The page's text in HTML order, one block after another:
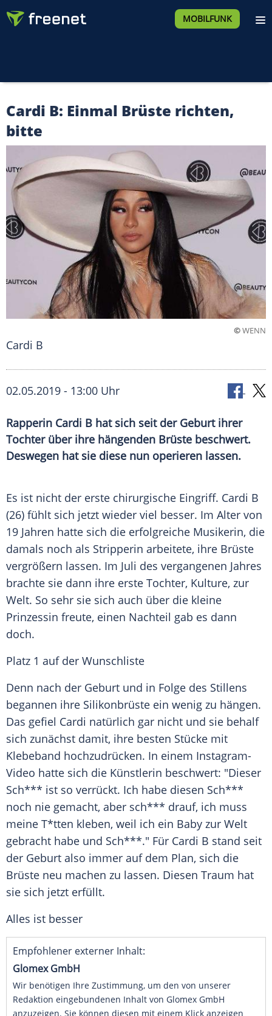
MOBILFUNK
Cardi B: Einmal Brüste richten,
bitte
©WENN
Cardi B
02.05.2019 - 13:00 Uhr
Rapperin Cardi B hat sich seit der Geburt ihrer
Tochter über ihre hängenden Brüste beschwert.
Deswegen hat sie diese nun operieren lassen.
Es ist nicht der erste chirurgische Eingriff. Cardi B
(26) fühlt sich jetzt wieder viel besser. Im Alter von
19 Jahren hatte sich die erfolgreiche Musikerin, die
damals noch als Stripperin arbeitete, ihre Brüste
vergrößern lassen. Im Juli des vergangenen Jahres
brachte sie dann ihre erste Tochter, Kulture, zur
Welt. So sehr sie sich auch über die kleine
Prinzessin freute, einen Nachteil gab es dann
doch.
Platz 1 auf der Wunschliste
Denn nach der Geburt und in Folge des Stillens
begannen ihre Silikonbrüste ein wenig zu hängen.
Das gefiel Cardi natürlich gar nicht und sie behalf
sich zunächst damit, ihre besten Stücke mit
Klebeband hochzudrücken. In einem Instagram-
Video hatte sich die Künstlerin beschwert: "Dieser
Sch*** ist so verrückt. Ich habe diesen Sch***
noch nie gemacht, aber sch*** drauf, ich muss
meine T*tten kleben, weil ich ein Baby zur Welt
gebracht habe und Sch***." Für Cardi B stand seit
der Geburt also immer auf dem Plan, sich die
Brüste neu machen zu lassen. Diesen Traum hat
sie sich jetzt erfüllt.
Alles ist besser
Empfohlener externer Inhalt:
Glomex GmbH
Wir benötigen Ihre Zustimmung, um den von unserer
Redaktion eingebundenen Inhalt von Glomex GmbH
anzuzeigen. Sie können diesen mit einem Klick anzeigen